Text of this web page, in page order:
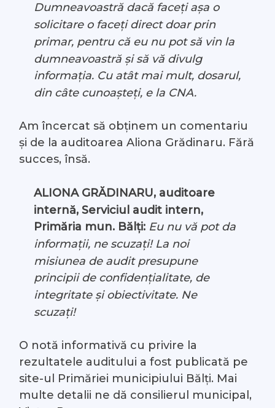
Dumneavoastră dacă faceți așa o
solicitare o faceți direct doar prin
primar, pentru că eu nu pot să vin la
dumneavoastră și să vă divulg
informația. Cu atât mai mult, dosarul,
din câte cunoașteți, e la CNA.
Am încercat să obținem un comentariu
și de la auditoarea Aliona Grădinaru. Fără
succes, însă.
ALIONA GRĂDINARU, auditoare
internă, Serviciul audit intern,
Primăria mun. Bălți: Eu nu vă pot da
informații, ne scuzați! La noi
misiunea de audit presupune
principii de confidențialitate, de
integritate și obiectivitate. Ne
scuzați!
O notă informativă cu privire la
rezultatele auditului a fost publicată pe
site-ul Primăriei municipiului Bălți. Mai
multe detalii ne dă consilierul municipal,